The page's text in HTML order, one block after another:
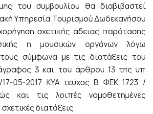
του συμβουλίου θα διαβιβαστεί
Υπηρεσία Τουρισμού Δωδεκανήσου
σχετικής άδειας παράτασης
η μουσικών οργάνων λόγω
σύμφωνα με τις διατάξεις του
3 και του άρθρου 13 της υπ
17-05-2017 ΚΥΑ τεύχος Β ΦΕΚ 1723 /
και τις λοιπές νομοθετημένες
διατάξεις .